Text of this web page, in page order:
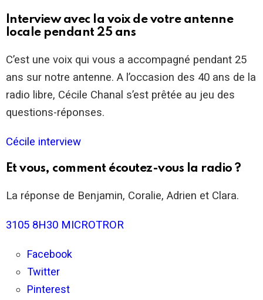
Interview avec la voix de votre antenne
locale pendant 25 ans
C’est une voix qui vous a accompagné pendant 25
ans sur notre antenne. A l’occasion des 40 ans de la
radio libre, Cécile Chanal s’est prêtée au jeu des
questions-réponses.
Cécile interview
Et vous, comment écoutez-vous la radio ?
La réponse de Benjamin, Coralie, Adrien et Clara.
3105 8H30 MICROTROR
Facebook
Twitter
Pinterest